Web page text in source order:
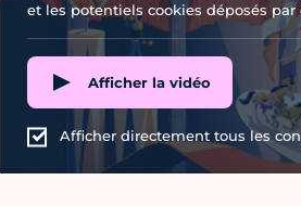
et les potentiels cookies déposés par
Afficher la vidéo
Afficher directement tous les